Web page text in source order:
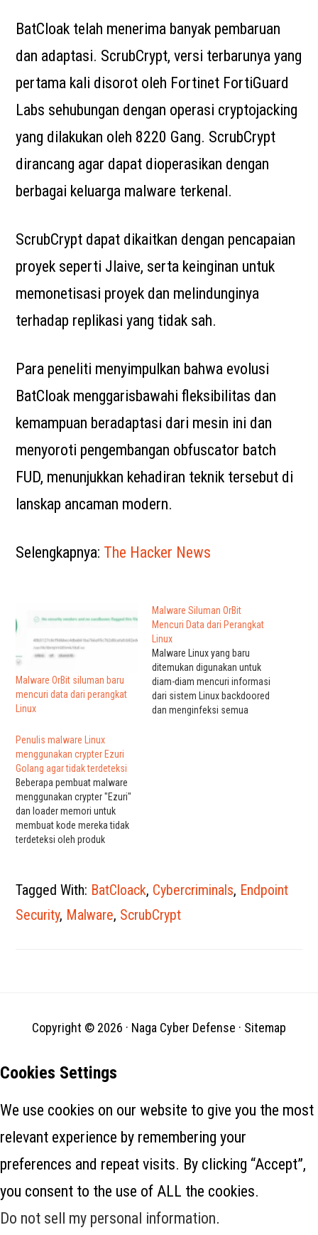
BatCloak telah menerima banyak pembaruan
dan adaptasi. ScrubCrypt, versi terbarunya yang
pertama kali disorot oleh Fortinet FortiGuard
Labs sehubungan dengan operasi cryptojacking
yang dilakukan oleh 8220 Gang. ScrubCrypt
dirancang agar dapat dioperasikan dengan
berbagai keluarga malware terkenal.
ScrubCrypt dapat dikaitkan dengan pencapaian
proyek seperti Jlaive, serta keinginan untuk
memonetisasi proyek dan melindunginya
terhadap replikasi yang tidak sah.
Para peneliti menyimpulkan bahwa evolusi
BatCloak menggarisbawahi fleksibilitas dan
kemampuan beradaptasi dari mesin ini dan
menyoroti pengembangan obfuscator batch
FUD, menunjukkan kehadiran teknik tersebut di
lanskap ancaman modern.
Selengkapnya: The Hacker News
Malware OrBit siluman baru
mencuri data dari perangkat
Linux
Malware Siluman OrBit
Mencuri Data dari Perangkat
Linux
Malware Linux yang baru
ditemukan digunakan untuk
diam-diam mencuri informasi
dari sistem Linux backdoored
dan menginfeksi semua
Penulis malware Linux
menggunakan crypter Ezuri
Golang agar tidak terdeteksi
Beberapa pembuat malware
menggunakan crypter "Ezuri"
dan loader memori untuk
membuat kode mereka tidak
terdeteksi oleh produk
Labs, beberapa pelaku
ancaman menggunakan Ezuri
crypter untuk mengemas
malware mereka dan
Tagged With: BatCloack, Cybercriminals, Endpoint
Security, Malware, ScrubCrypt
Copyright © 2026 · Naga Cyber Defense · Sitemap
Cookies Settings
We use cookies on our website to give you the most
relevant experience by remembering your
preferences and repeat visits. By clicking “Accept”,
you consent to the use of ALL the cookies.
Do not sell my personal information.